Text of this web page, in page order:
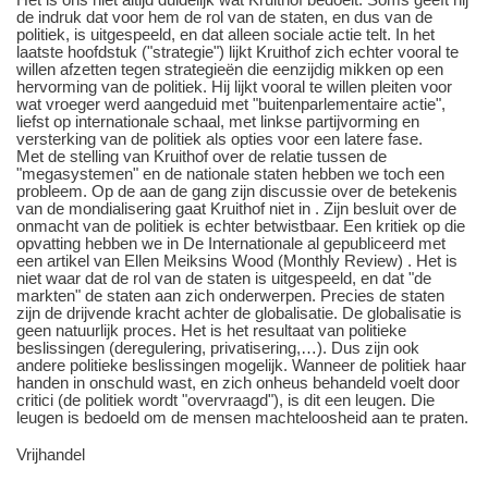
de indruk dat voor hem de rol van de staten, en dus van de
politiek, is uitgespeeld, en dat alleen sociale actie telt. In het
laatste hoofdstuk ("strategie") lijkt Kruithof zich echter vooral te
willen afzetten tegen strategieën die eenzijdig mikken op een
hervorming van de politiek. Hij lijkt vooral te willen pleiten voor
wat vroeger werd aangeduid met "buitenparlementaire actie",
liefst op internationale schaal, met linkse partijvorming en
versterking van de politiek als opties voor een latere fase.
Met de stelling van Kruithof over de relatie tussen de
"megasystemen" en de nationale staten hebben we toch een
probleem. Op de aan de gang zijn discussie over de betekenis
van de mondialisering gaat Kruithof niet in . Zijn besluit over de
onmacht van de politiek is echter betwistbaar. Een kritiek op die
opvatting hebben we in De Internationale al gepubliceerd met
een artikel van Ellen Meiksins Wood (Monthly Review) . Het is
niet waar dat de rol van de staten is uitgespeeld, en dat "de
markten" de staten aan zich onderwerpen. Precies de staten
zijn de drijvende kracht achter de globalisatie. De globalisatie is
geen natuurlijk proces. Het is het resultaat van politieke
beslissingen (deregulering, privatisering,…). Dus zijn ook
andere politieke beslissingen mogelijk. Wanneer de politiek haar
handen in onschuld wast, en zich onheus behandeld voelt door
critici (de politiek wordt "overvraagd"), is dit een leugen. Die
leugen is bedoeld om de mensen machteloosheid aan te praten.
Vrijhandel